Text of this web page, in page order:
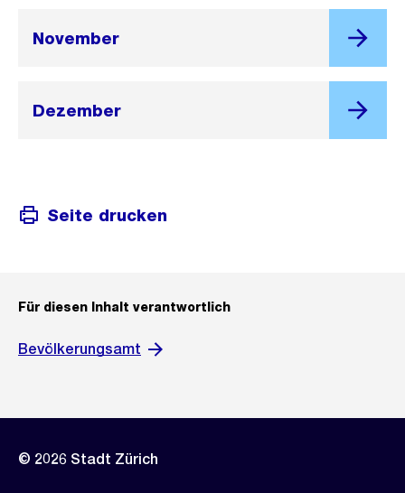
November
Dezember
Seite drucken
Für diesen Inhalt verantwortlich
Bevölkerungsamt
© 2026 Stadt Zürich